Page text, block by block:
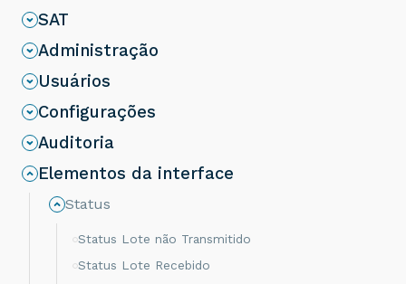
SAT
Administração
Usuários
Configurações
Auditoria
Elementos da interface
Status
Status Lote não Transmitido
Status Lote Recebido